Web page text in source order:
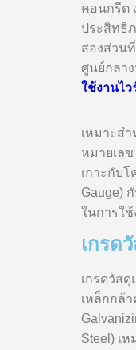
คอนกรีต
ประสิทธิ
สองส่วน
ศูนย์กลา
ใช้งานไว
เหมาะส
หมายเล
เกาะกับ
Gauge)
ในการใ
เกรด
เกรดวัส
เหล็กกล้
Steel) เ